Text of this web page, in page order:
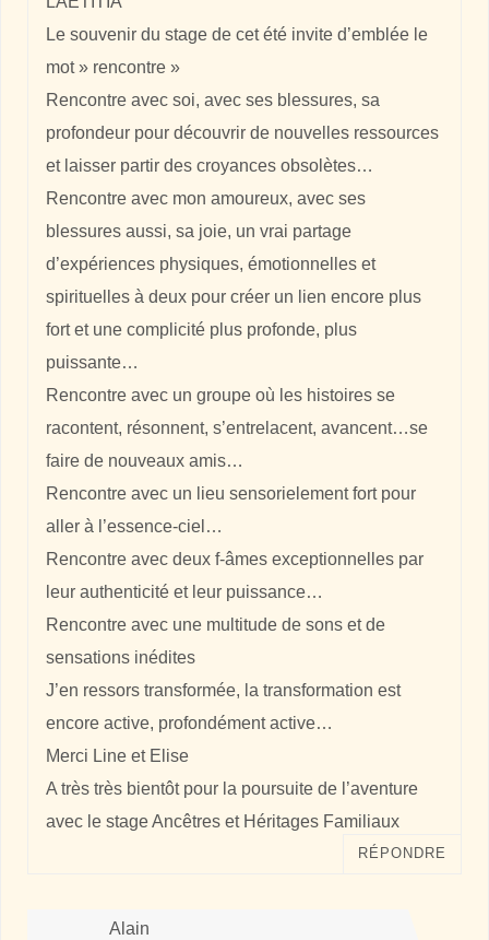
Le souvenir du stage de cet été invite d’emblée le
mot » rencontre »
Rencontre avec soi, avec ses blessures, sa
profondeur pour découvrir de nouvelles ressources
et laisser partir des croyances obsolètes…
Rencontre avec mon amoureux, avec ses
blessures aussi, sa joie, un vrai partage
d’expériences physiques, émotionnelles et
spirituelles à deux pour créer un lien encore plus
fort et une complicité plus profonde, plus
puissante…
Rencontre avec un groupe où les histoires se
racontent, résonnent, s’entrelacent, avancent…se
faire de nouveaux amis…
Rencontre avec un lieu sensorielement fort pour
aller à l’essence-ciel…
Rencontre avec deux f-âmes exceptionnelles par
leur authenticité et leur puissance…
Rencontre avec une multitude de sons et de
sensations inédites
J’en ressors transformée, la transformation est
encore active, profondément active…
Merci Line et Elise
A très très bientôt pour la poursuite de l’aventure
avec le stage Ancêtres et Héritages Familiaux
RÉPONDRE
Alain